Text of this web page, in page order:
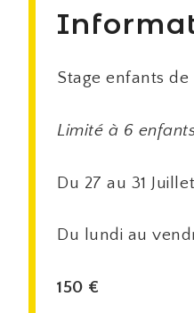
Stage enfants de
Limité à 6
Du 27 au 31
Du lundi au
150 €